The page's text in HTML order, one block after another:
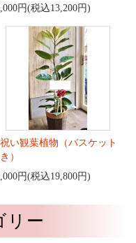
円(税込13,200円)
い観葉植物（バスケット
）
円(税込19,800円)
リー